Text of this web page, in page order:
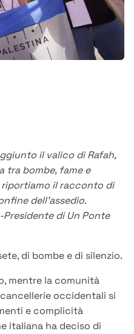
il valico di Rafah,
tra bombe, fame e
riportiamo il racconto di
dell’assedio.
di Un Ponte
di bombe e di silenzio.
mentre la comunità
occidentali si
e complicità
italiana ha deciso di